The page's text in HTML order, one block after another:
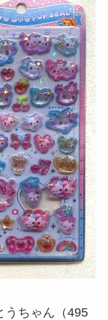
うちゃん（495